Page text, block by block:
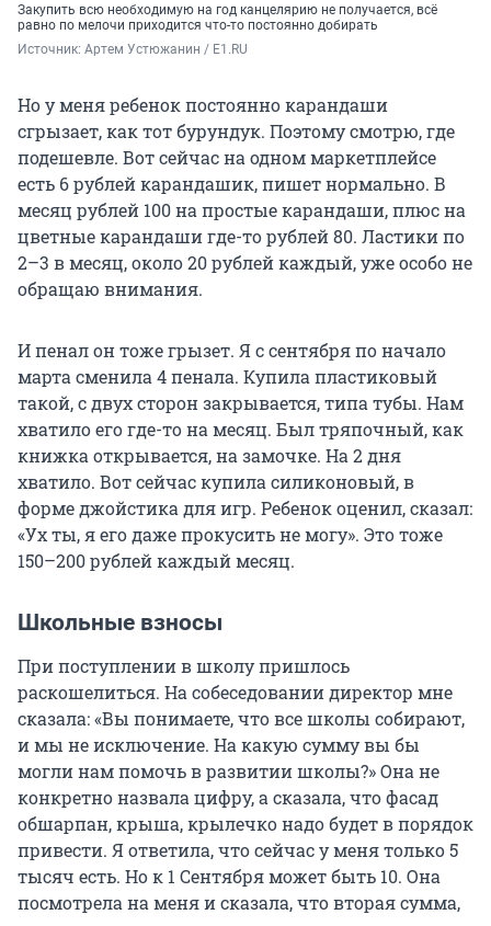
Закупить всю необходимую на год канцелярию не получается, всё
равно по мелочи приходится что-то постоянно добирать
Источник: Артем Устюжанин / E1.RU
Но у меня ребенок постоянно карандаши
сгрызает, как тот бурундук. Поэтому смотрю, где
подешевле. Вот сейчас на одном маркетплейсе
есть 6 рублей карандашик, пишет нормально. В
месяц рублей 100 на простые карандаши, плюс на
цветные карандаши где-то рублей 80. Ластики по
2–3 в месяц, около 20 рублей каждый, уже особо не
обращаю внимания.
И пенал он тоже грызет. Я с сентября по начало
марта сменила 4 пенала. Купила пластиковый
такой, с двух сторон закрывается, типа тубы. Нам
хватило его где-то на месяц. Был тряпочный, как
книжка открывается, на замочке. На 2 дня
хватило. Вот сейчас купила силиконовый, в
форме джойстика для игр. Ребенок оценил, сказал:
«Ух ты, я его даже прокусить не могу». Это тоже
150–200 рублей каждый месяц.
Школьные взносы
При поступлении в школу пришлось
раскошелиться. На собеседовании директор мне
сказала: «Вы понимаете, что все школы собирают,
и мы не исключение. На какую сумму вы бы
могли нам помочь в развитии школы?» Она не
конкретно назвала цифру, а сказала, что фасад
обшарпан, крыша, крылечко надо будет в порядок
привести. Я ответила, что сейчас у меня только 5
тысяч есть. Но к 1 Сентября может быть 10. Она
посмотрела на меня и сказала, что вторая сумма,